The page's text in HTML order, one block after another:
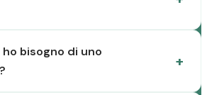
bisogno di uno